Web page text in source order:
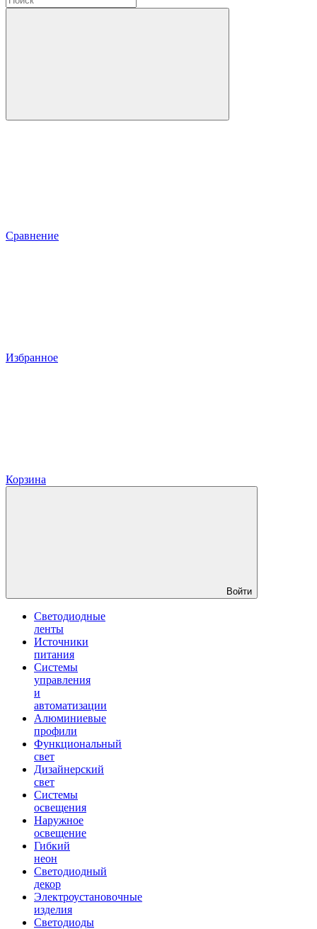
Сравнение
Избранное
Корзина
Войти
Светодиодные
ленты
Источники
питания
Системы
управления
и
автоматизации
Алюминиевые
профили
Функциональный
свет
Дизайнерский
свет
Системы
освещения
Наружное
освещение
Гибкий
неон
Светодиодный
декор
Электроустановочные
изделия
Светодиоды